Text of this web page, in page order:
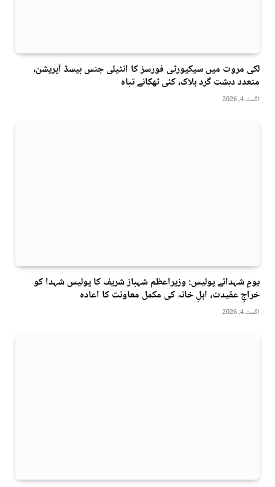
لکی مروت میں سیکیورٹی فورسز کا انٹیلی جنس بیسڈ آپریشن،
متعدد دہشت گرد ہلاک، کئی ٹھکانے تباہ
اگست 4, 2026
یومِ شہدائے پولیس: وزیراعظم شہباز شریف کا پولیس شہدا کو
خراجِ عقیدت، اہلِ خانہ کی مکمل معاونت کا اعادہ
اگست 4, 2026